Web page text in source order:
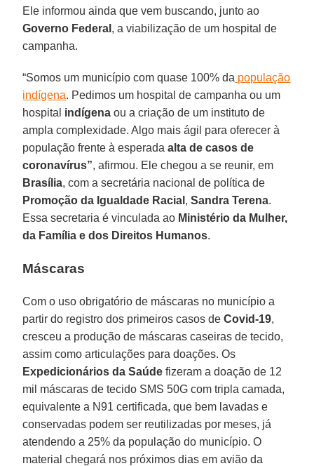
Ele informou ainda que vem buscando, junto ao
Governo Federal , a viabilização de um hospital de
campanha.
“Somos um município com quase 100% da população
indígena. Pedimos um hospital de campanha ou um
hospital indígena ou a criação de um instituto de
ampla complexidade. Algo mais ágil para oferecer à
população frente à esperadaalta de casos de
coronavírus”, afirmou. Ele chegou a se reunir, em
Brasília, com a secretária nacional de política de
Promoção da Igualdade Racial ,Sandra Terena.
Essa secretaria é vinculada ao Ministério da Mulher,
da Família e dos Direitos Humanos.
Máscaras
Com o uso obrigatório de máscaras no município a
partir do registro dos primeiros casos deCovid-19,
cresceu a produção de máscaras caseiras de tecido,
assim como articulações para doações. Os
Expedicionários da Saúde fizeram a doação de 12
mil máscaras de tecido SMS 50G com tripla camada,
equivalente a N91 certificada, que bem lavadas e
conservadas podem ser reutilizadas por meses, já
atendendo a 25% da população do município. O
material chegará nos próximos dias em avião da